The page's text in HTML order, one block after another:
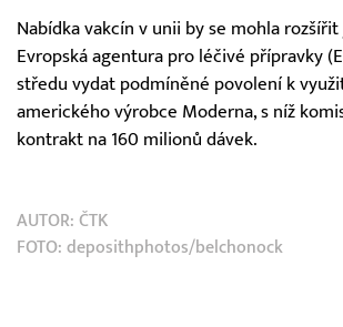
Nabídka vakcín v unii by se mohla
Evropská agentura pro léčivé přípravky
středu vydat podmíněné povolení k
amerického výrobce Moderna, s níž
kontrakt na 160 milionů dávek.
AUTOR: ČTK
FOTO: deposithphotos/belchonock